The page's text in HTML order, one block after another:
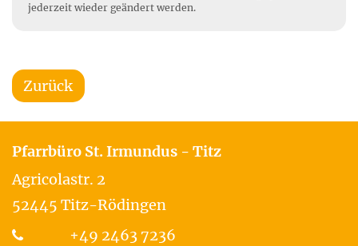
jederzeit wieder geändert werden.
Zurück
Pfarrbüro St. Irmundus - Titz
Agricolastr. 2
52445 Titz-Rödingen
+49 2463 7236